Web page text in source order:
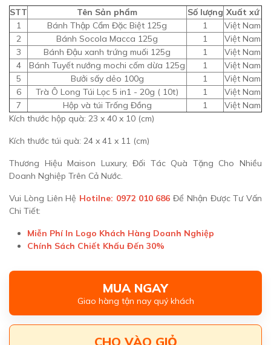
STT Tên Sản phẩm Số lượng Xuất xứ
1
Bánh Thập Cẩm Đặc Biệt 125g 1
Việt Nam
2
Bánh Socola Macca 125g 1
Việt Nam
3
Bánh Đậu xanh trứng muối 125g 1
Việt Nam
4
Bánh Tuyết nướng mochi cốm dừa 125g 1
Việt Nam
5
Bưởi sấy dẻo 100g 1
Việt Nam
6
Trà Ô Long Túi Lọc 5 in1 - 20g ( 10t) 1
Việt Nam
7
Hộp và túi Trống Đồng 1
Việt Nam
Kích thước hộp quà: 23 x 40 x 10 (cm)
Kích thước túi quà: 24 x 41 x 11 (cm)
Thương Hiệu Maison Luxury, Đối Tác Quà Tặng Cho Nhiều
Doanh Nghiệp Trên Cả Nước.
Vui Lòng Liên Hệ Hotilne: 0972 010 686 Để Nhận Được Tư Vấn
Chi Tiết:
Miễn Phí In Logo Khách Hàng Doanh Nghiệp
Chính Sách Chiết Khấu Đến 30%
MUA NGAY
Giao hàng tận nay quý khách
CHO VÀO GIỎ